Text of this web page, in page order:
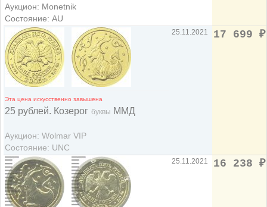
Аукцион: Monetnik
Состояние: AU
Эта цена искусственно завышена
25 рублей. Козерог буквы ММД
Аукцион: Wolmar VIP
Состояние: UNC
25.11.2021 17 699 ₽
25.11.2021 16 238 ₽